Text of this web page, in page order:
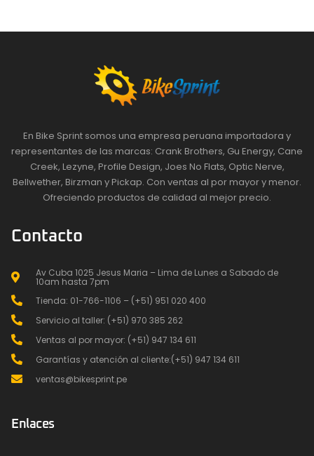
En Bike Sprint somos una empresa peruana importadora y
representantes de las marcas: Crank Brothers, Gu Energy, Cane
Creek, Lezyne, Profile Design, Joes No Flats, Optic Nerve,
Bellwether, Birzman y Pickap. Con ventas al por mayor y menor.
Ofreciendo productos de calidad al mejor precio.
Contacto
Av Cuba 1025 Jesus Maria – Lima de Lunes a Sabado de
10am hasta 7pm
Tienda: 01-766-1106 – (+51) 951 020 400
Servicio al taller: (+51) 970 385 262
Ventas al por mayor: (+51) 947 134 611
Garantías y atención al cliente:(+51) 947 134 611
ventas@bikesprint.pe
Enlaces